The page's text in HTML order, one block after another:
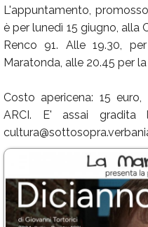
L'appuntamento,
è per lunedì 15 giugno, alla
Renco 91. Alle 19.30,
Maratonda, alle 20.45 per
Costo apericena: 15
ARCI. E' assai gradita